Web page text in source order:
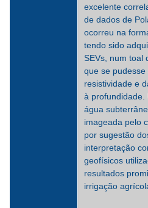
excelente
de dados de
ocorreu na
tendo sido
SEVs, num toal
que se
resistividade e
à profundidade.
água
imageada pelo
por sugestão
interpretação
geofísicos
resultados
irrigação